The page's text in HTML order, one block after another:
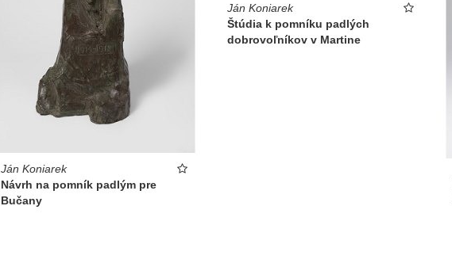
Ján Koniarek
Štúdia k pomníku padlých
dobrovoľníkov v Martine
Ján Koniarek
Návrh na pomník padlým pre
Bučany